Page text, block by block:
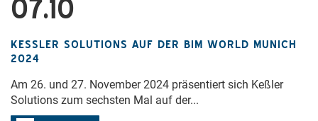
07.10
KESSLER SOLUTIONS AUF DER BIM WORLD MUNICH 2
024
Am 26. und 27. November 2024 präsentiert sich Keßler
Solutions zum sechsten Mal auf der...